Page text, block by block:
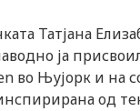
Татјана
ја
во Њујорк и на
од